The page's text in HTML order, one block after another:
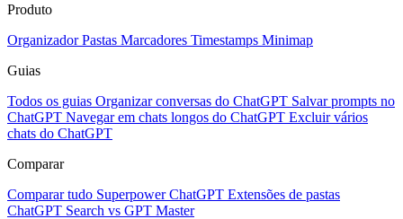
Produto
OrganizadorPastas Marcadores Timestamps Minimap
Guias
Todos os guias Organizar conversas do ChatGPT Salvar prompts no
ChatGPT Navegar em chats longos do ChatGPT Excluir vários
chats do ChatGPT
Comparar
Comparar tudo Superpower ChatGPT Extensões de pastas
ChatGPT Search vs GPT Master